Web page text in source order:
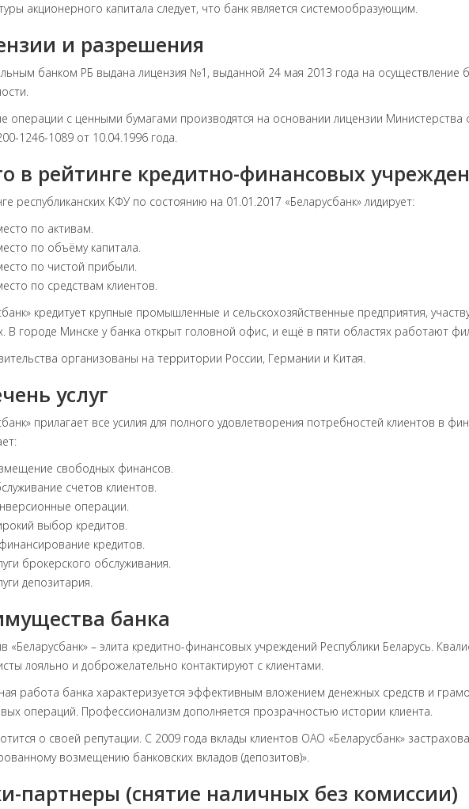
акционерного капитала следует, что банк является системообразующим.
и разрешения
банком РБ выдана лицензия №1, выданной 24 мая 2013 года на осуществление
операции с ценными бумагами производятся на основании лицензии
1246-1089 от 10.04.1996 года.
в рейтинге кредитно-финансовых
республиканских КФУ по состоянию на 01.01.2017 «Беларусбанк» лидирует:
по активам.
по объёму капитала.
по чистой прибыли.
по средствам клиентов.
кредитует крупные промышленные и сельскохозяйственные предприятия,
В городе Минске у банка открыт головной офис, и ещё в пяти областях работают
организованы на территории России, Германии и Китая.
услуг
прилагает все усилия для полного удовлетворения потребностей клиентов в
свободных финансов.
счетов клиентов.
операции.
выбор кредитов.
кредитов.
брокерского обслуживания.
депозитария.
банка
«Беларусбанк» – элита кредитно-финансовых учреждений Республики Беларусь.
лояльно и доброжелательно контактируют с клиентами.
работа банка характеризуется эффективным вложением денежных средств и
операций. Профессионализм дополняется прозрачностью истории клиента.
о своей репутации. С 2009 года вклады клиентов ОАО «Беларусбанк»
возмещению банковских вкладов (депозитов)».
партнеры (снятие наличных без комиссии)